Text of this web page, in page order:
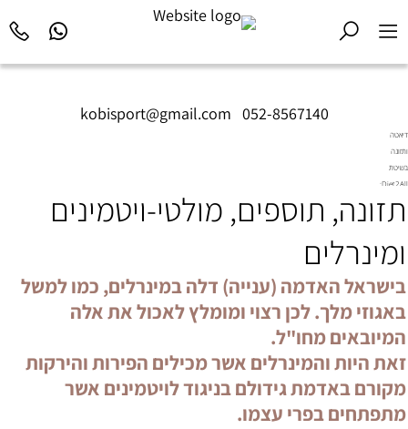
kobisport@gmail.com 052-8567140
דיאטה
ותזונה
בשיטת
Diet2All:
שמאחורי
המושלם.
תזונה, תוספים, מולטי-ויטמינים
ומינרלים
בישראל האדמה (ענייה) דלה במינרלים, כמו למשל
באגוזי מלך. לכן רצוי ומומלץ לאכול את אלה
המיובאים מחו"ל.
זאת היות והמינרלים אשר מכילים הפירות והירקות
מקורם באדמת גידולם בניגוד לויטמינים אשר
מתפתחים בפרי עצמו.